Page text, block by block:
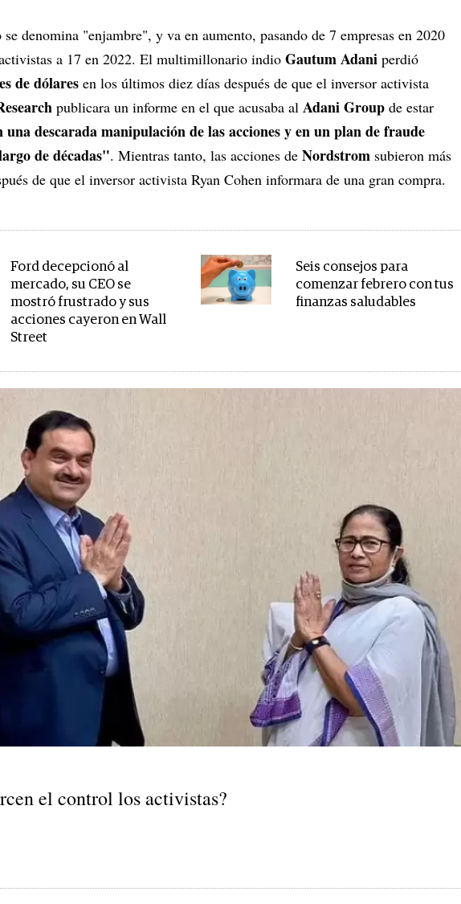
se denomina "enjambre", y va en aumento, pasando de 7 empresas en 2020
a 17 en 2022. El multimillonario indio Gautum Adani perdió
de dólares en los últimos diez días después de que el inversor activista
publicara un informe en el que acusaba al Adani Group de estar
descarada manipulación de las acciones y en un plan de fraude
de décadas". Mientras tanto, las acciones de Nordstrom subieron más
de que el inversor activista Ryan Cohen informara de una gran compra.
Ford decepcionó al
mercado, su CEO se
mostró frustrado y sus
acciones cayeron en Wall
Street
Seis consejos para
comenzar febrero con tus
finanzas saludables
el control los activistas?